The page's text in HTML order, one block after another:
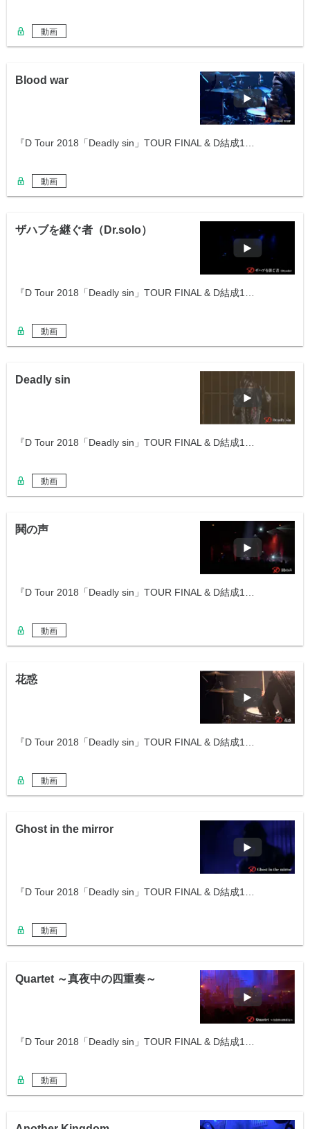
動画
Blood war
『D Tour 2018「Deadly sin」TOUR FINAL & D結成1…
動画
ザハブを継ぐ者（Dr.solo）
『D Tour 2018「Deadly sin」TOUR FINAL & D結成1…
動画
Deadly sin
『D Tour 2018「Deadly sin」TOUR FINAL & D結成1…
動画
鬨の声
『D Tour 2018「Deadly sin」TOUR FINAL & D結成1…
動画
花惑
『D Tour 2018「Deadly sin」TOUR FINAL & D結成1…
動画
Ghost in the mirror
『D Tour 2018「Deadly sin」TOUR FINAL & D結成1…
動画
Quartet ～真夜中の四重奏～
『D Tour 2018「Deadly sin」TOUR FINAL & D結成1…
動画